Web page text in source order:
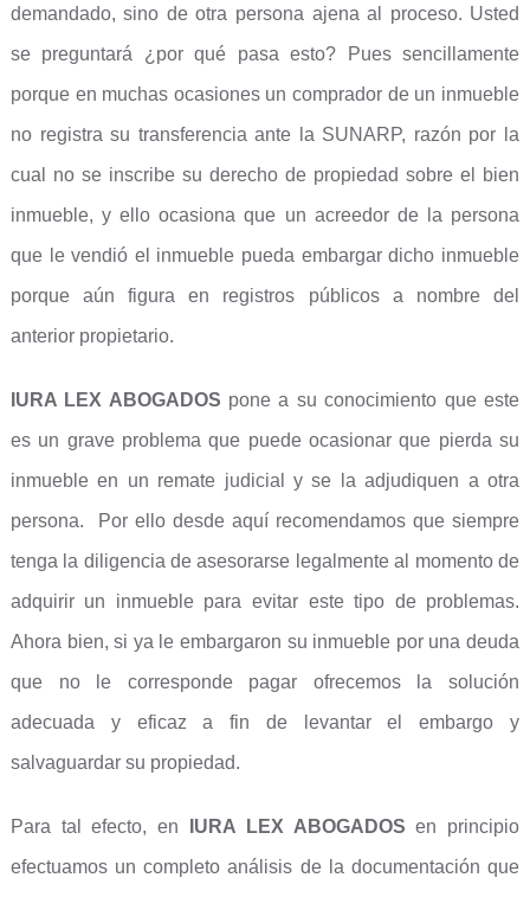
demandado, sino de otra persona ajena al proceso. Usted
se preguntará ¿por qué pasa esto? Pues sencillamente
porque en muchas ocasiones un comprador de un inmueble
no registra su transferencia ante la SUNARP, razón por la
cual no se inscribe su derecho de propiedad sobre el bien
inmueble, y ello ocasiona que un acreedor de la persona
que le vendió el inmueble pueda embargar dicho inmueble
porque aún figura en registros públicos a nombre del
anterior propietario.
IURA LEX ABOGADOS pone a su conocimiento que este
es un grave problema que puede ocasionar que pierda su
inmueble en un remate judicial y se la adjudiquen a otra
persona. Por ello desde aquí recomendamos que siempre
tenga la diligencia de asesorarse legalmente al momento de
adquirir un inmueble para evitar este tipo de problemas.
Ahora bien, si ya le embargaron su inmueble por una deuda
que no le corresponde pagar ofrecemos la solución
adecuada y eficaz a fin de levantar el embargo y
salvaguardar su propiedad.
Para tal efecto, en IURA LEX ABOGADOS en principio
efectuamos un completo análisis de la documentación que